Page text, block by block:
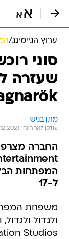
ערוץ הגיימינג/
סוני
מתן בנישי
עודכן לאחרונה: 12.12.2021 / 16:41
המפתחות
ל-17
משפחת
ולגדול